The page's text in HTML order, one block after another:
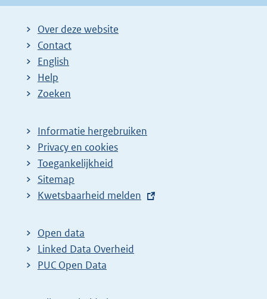
Over deze website
Contact
English
Help
Zoeken
Informatie hergebruiken
Privacy en cookies
Toegankelijkheid
Sitemap
E
t
e
r
Kwetsbaarheid melden
Open data
Linked Data Overheid
PUC Open Data